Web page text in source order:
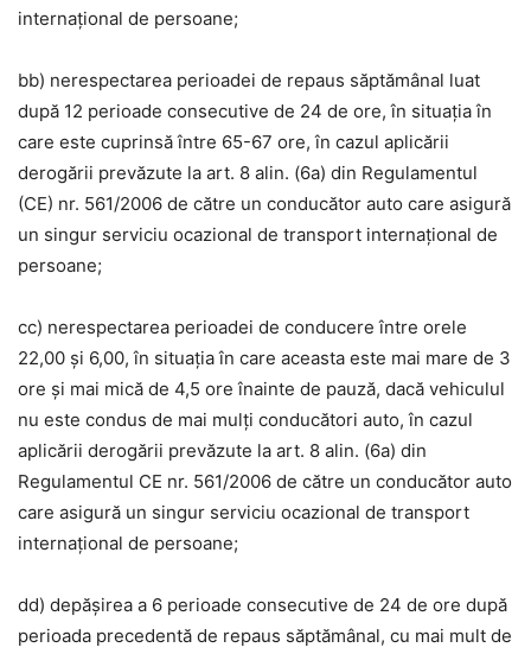
internațional de persoane;
bb) nerespectarea perioadei de repaus săptămânal luat
după 12 perioade consecutive de 24 de ore, în situația în
care este cuprinsă între 65-67 ore, în cazul aplicării
derogării prevăzute la art. 8 alin. (6a) din Regulamentul
(CE) nr. 561/2006 de către un conducător auto care asigură
un singur serviciu ocazional de transport internațional de
persoane;
cc) nerespectarea perioadei de conducere între orele
22,00 și 6,00, în situația în care aceasta este mai mare de 3
ore și mai mică de 4,5 ore înainte de pauză, dacă vehiculul
nu este condus de mai mulți conducători auto, în cazul
aplicării derogării prevăzute la art. 8 alin. (6a) din
Regulamentul CE nr. 561/2006 de către un conducător auto
care asigură un singur serviciu ocazional de transport
internațional de persoane;
dd) depășirea a 6 perioade consecutive de 24 de ore după
perioada precedentă de repaus săptămânal, cu mai mult de